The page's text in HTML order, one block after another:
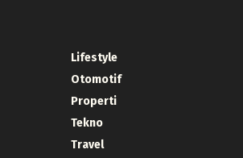
Lifestyle
Otomotif
Properti
Tekno
Travel